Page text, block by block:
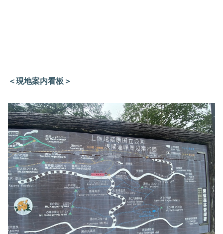
＜現地案内看板＞